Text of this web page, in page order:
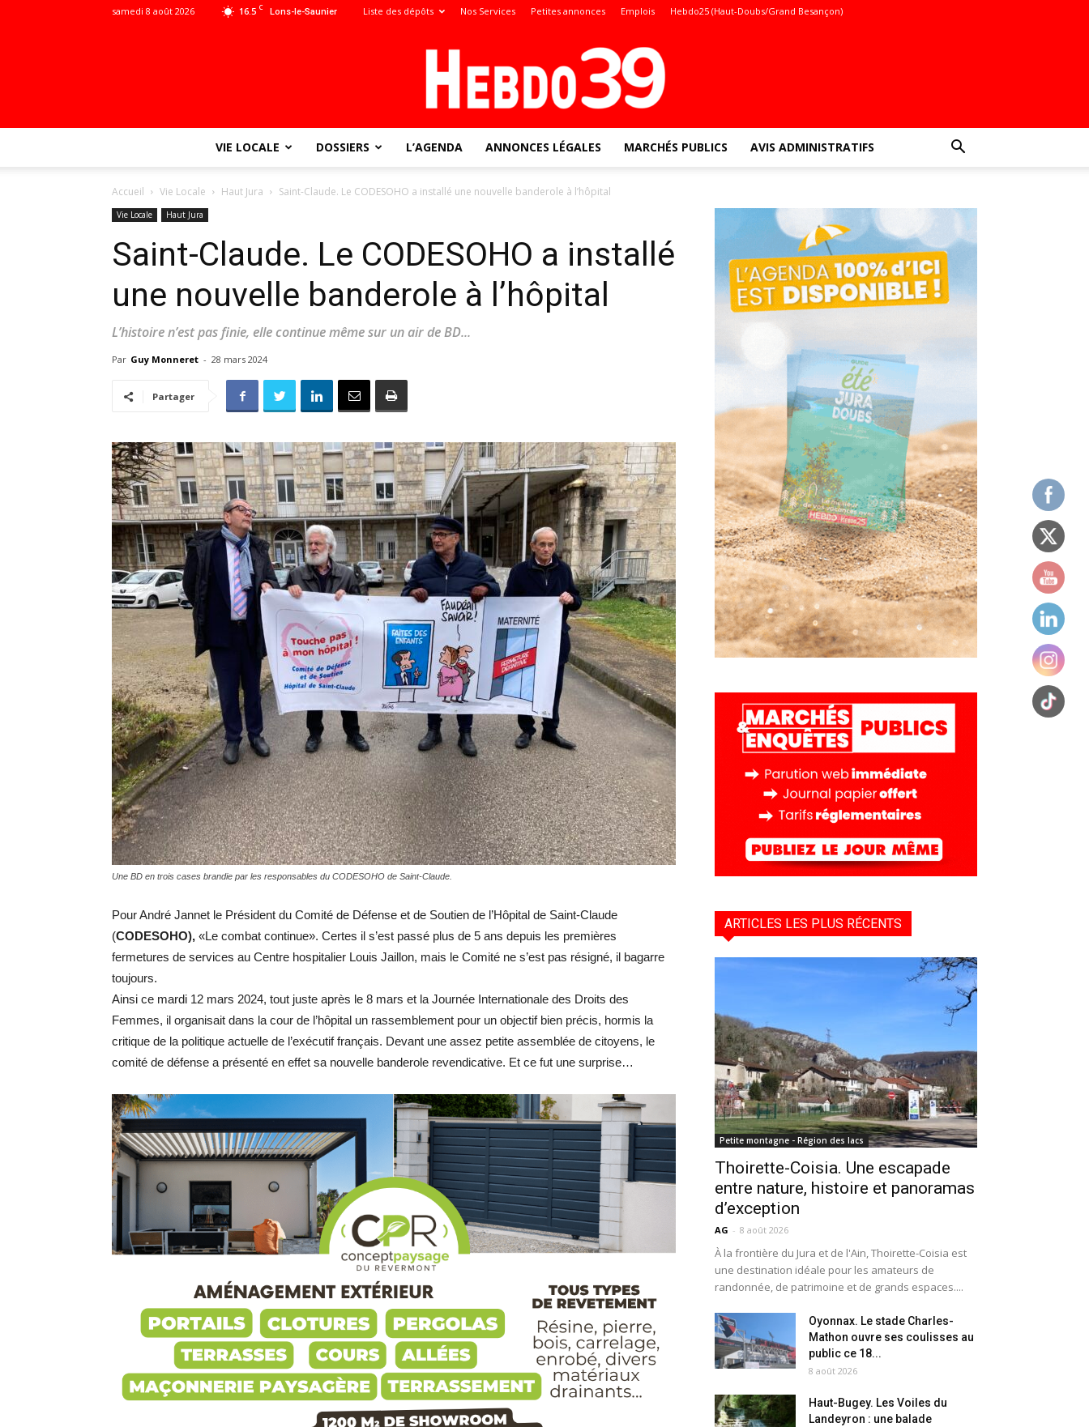
16.5 C Lons-le-Saunier
samedi 8 août 2026 Liste des dépôts Nos Services Petites annonces Emplois Hebdo25 (Haut-Doubs/Grand Besançon)
l'info
locale
Hebdo39
VIE LOCALE DOSSIERS L’AGENDA ANNONCES LÉGALES MARCHÉS PUBLICS AVIS ADMINISTRATIFS
Accueil Vie Locale Haut Jura Saint-Claude. Le CODESOHO a installé une nouvelle banderole à l’hôpital
Vie Locale Haut Jura
Saint-Claude. Le CODESOHO a installé
une nouvelle banderole à l’hôpital
L’histoire n’est pas finie, elle continue même sur un air de BD...
Par Guy Monneret - 28 mars 2024
Partager
Une BD en trois cases brandie par les responsables du CODESOHO de Saint-Claude.
Pour André Jannet le Président du Comité de Défense et de Soutien de l’Hôpital de Saint-Claude
(CODESOHO), «Le combat continue». Certes il s’est passé plus de 5 ans depuis les premières
fermetures de services au Centre hospitalier Louis Jaillon, mais le Comité ne s’est pas résigné, il bagarre
toujours.
Ainsi ce mardi 12 mars 2024, tout juste après le 8 mars et la Journée Internationale des Droits des
Femmes, il organisait dans la cour de l’hôpital un rassemblement pour un objectif bien précis, hormis la
critique de la politique actuelle de l’exécutif français. Devant une assez petite assemblée de citoyens, le
comité de défense a présenté en effet sa nouvelle banderole revendicative. Et ce fut une surprise…
ARTICLES LES PLUS RÉCENTS
Petite montagne - Région des lacs
Thoirette-Coisia. Une escapade
entre nature, histoire et panoramas
d’exception
AG - 8 août 2026
À la frontière du Jura et de l'Ain, Thoirette-Coisia est
une destination idéale pour les amateurs de
randonnée, de patrimoine et de grands espaces....
Oyonnax. Le stade Charles-
Mathon ouvre ses coulisses au
public ce 18...
8 août 2026
Haut-Bugey. Les Voiles du
Landeyron : une balade